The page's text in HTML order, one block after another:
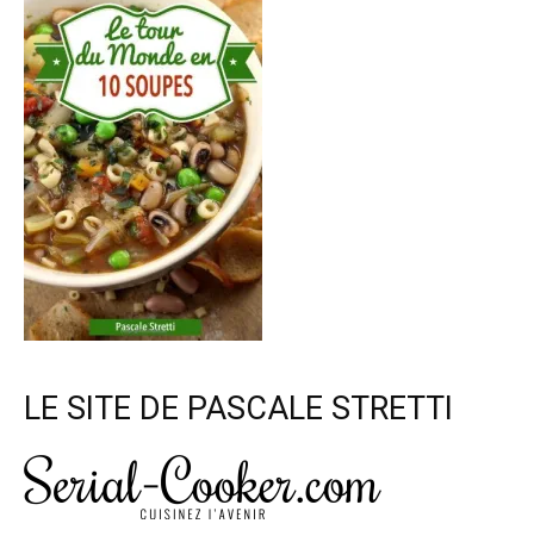
LE SITE DE PASCALE STRETTI